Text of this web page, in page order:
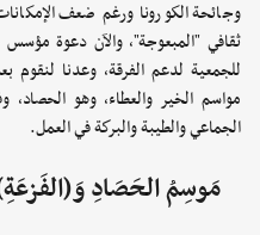
وجائحة الكورونا ورغم ضعف
ثقافي "المبعوجة"، والآن دعوة
للجمعية لدعم الفرقة، وعدنا
مواسم الخير والعطاء، وهو
الجماعي والطيبة والبركة في العمل.
مَوسِمُ الحَصَادِ